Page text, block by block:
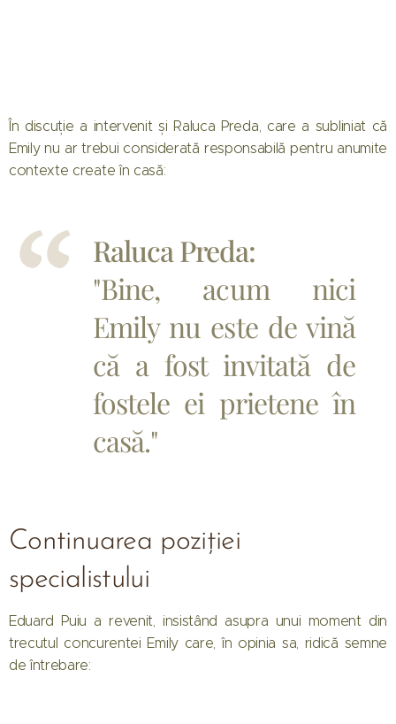
În discuție a intervenit și Raluca Preda, care a subliniat că
Emily nu ar trebui considerată responsabilă pentru anumite
contexte create în casă:
Raluca Preda:
"Bine, acum nici
Emily nu este de vină
că a fost invitată de
fostele ei prietene în
casă."
Continuarea poziției
specialistului
Eduard Puiu a revenit, insistând asupra unui moment din
trecutul concurentei Emily care, în opinia sa, ridică semne
de întrebare: